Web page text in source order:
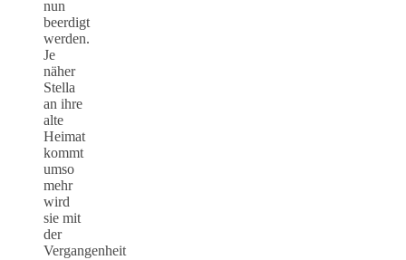
nun
beerdigt
werden.
Je
näher
Stella
an ihre
alte
Heimat
kommt
umso
mehr
wird
sie mit
der
Vergangenheit